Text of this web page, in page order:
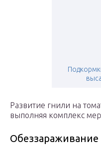
Развитие гнили на
выполняя комплекс
Обеззараживание